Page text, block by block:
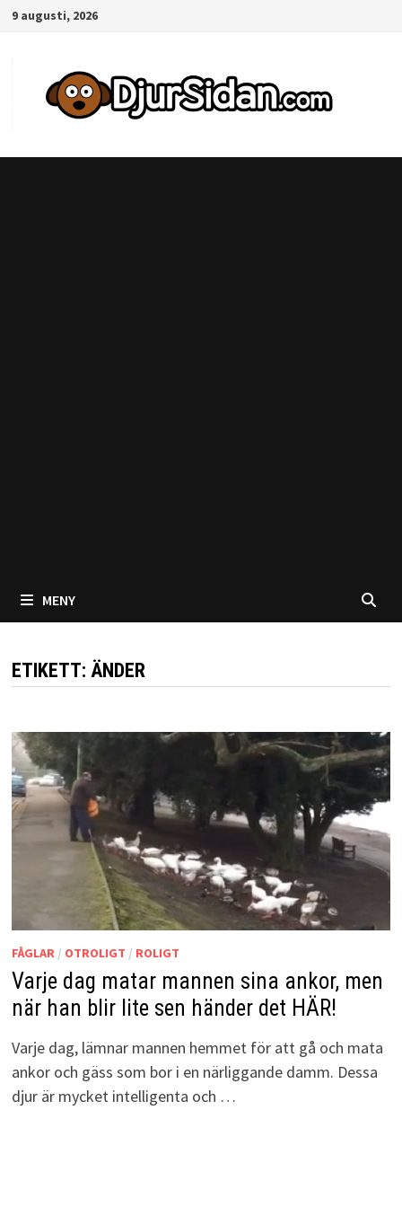
Hoppa
innehåll
9 augusti, 2026
MENY
ETIKETT: ÄNDER
FÅGLAR/ OTROLIGT / ROLIGT
Varje dag matar mannen sina ankor, men
när han blir lite sen händer det HÄR!
Varje dag, lämnar mannen hemmet för att gå och mata
ankor och gäss som bor i en närliggande damm. Dessa
djur är mycket intelligenta och …